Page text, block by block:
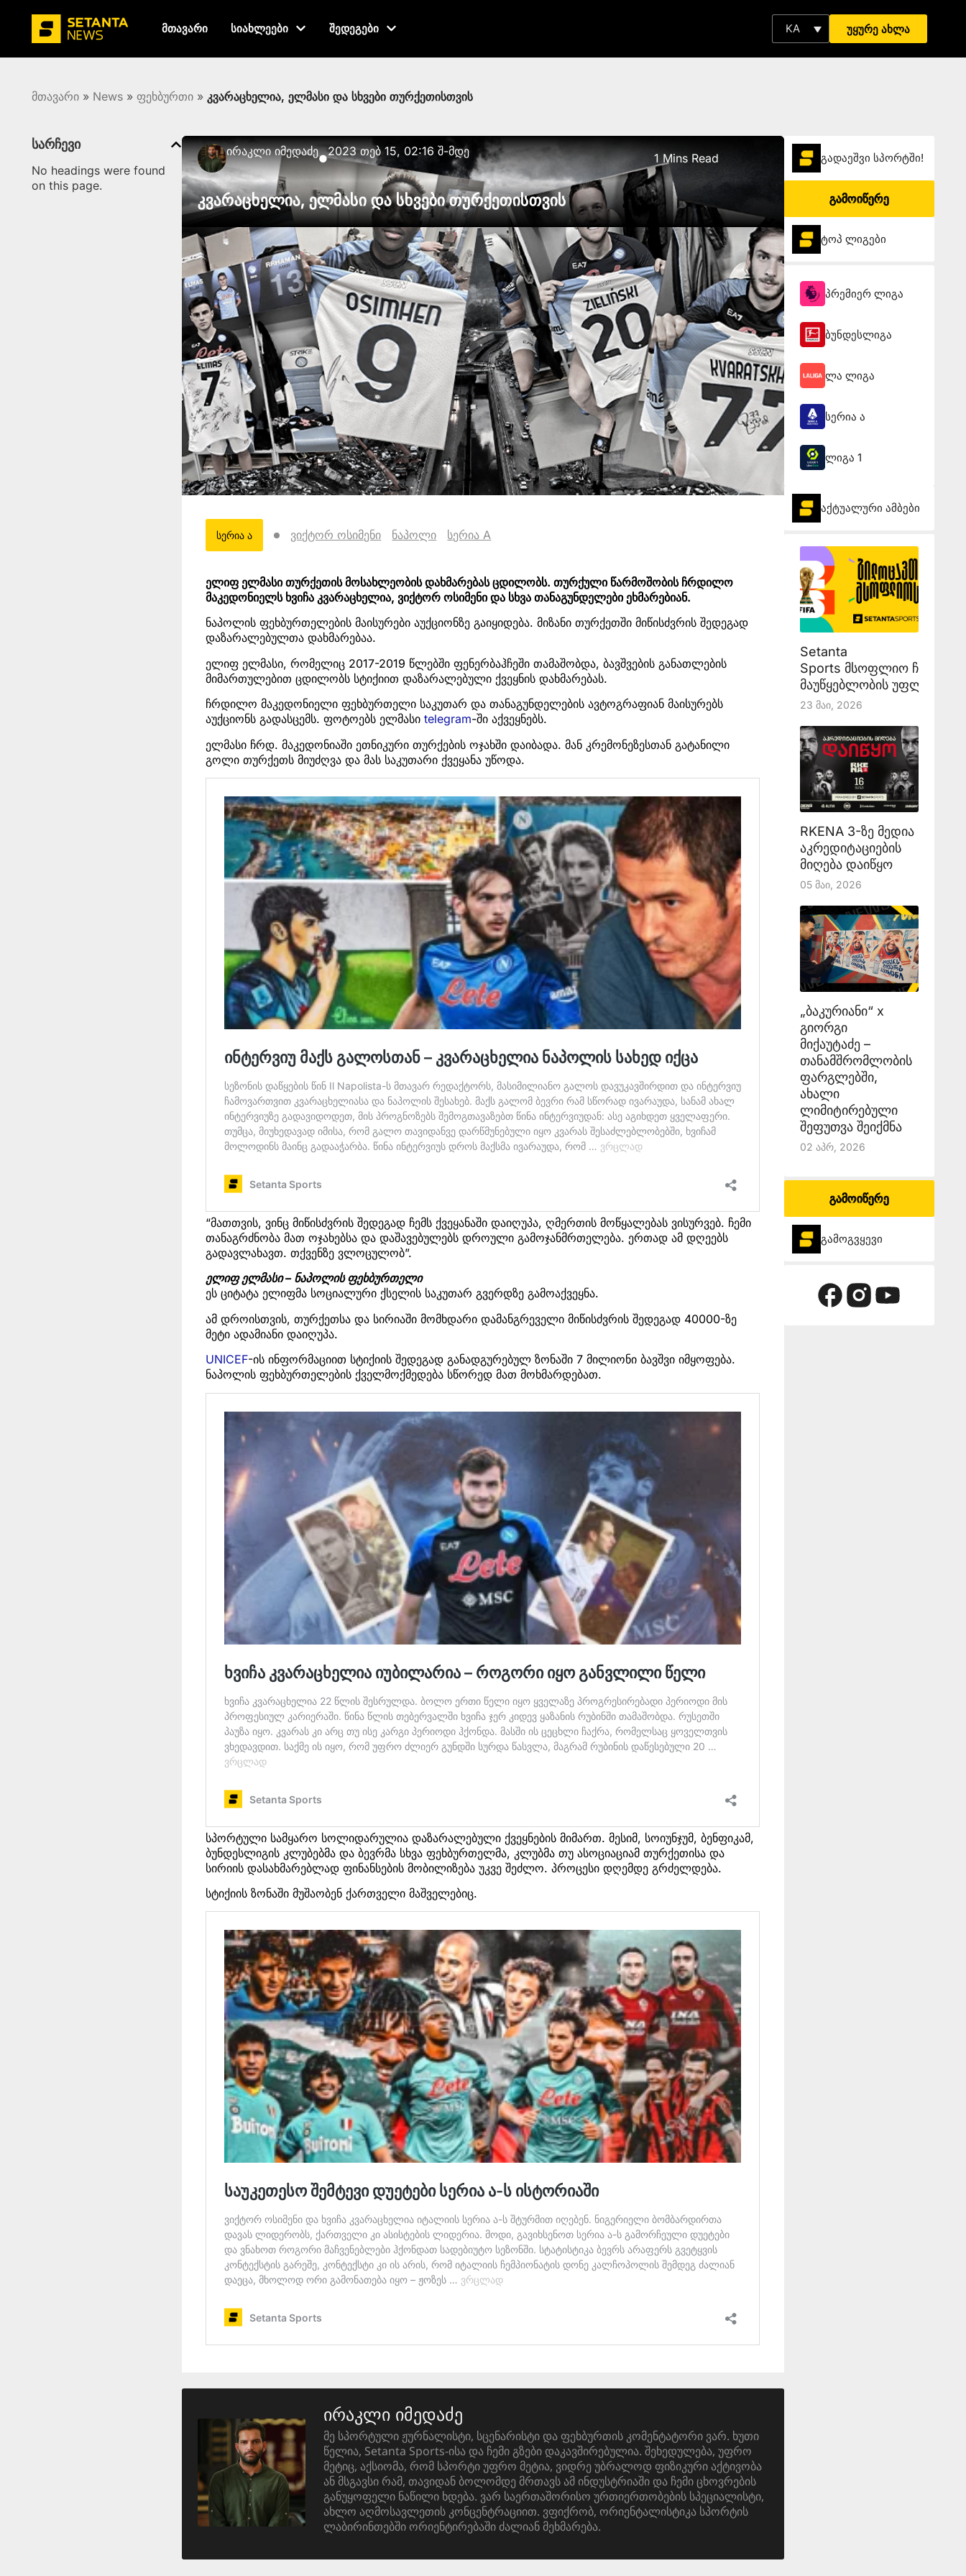
მთავარი სიახლეები შედეგები KA უყურე ახლა
მთავარი » News » ფეხბურთი » კვარაცხელია, ელმასი და სხვები თურქეთისთვის
სარჩევი
No headings were found
on this page.
Ირაკლი Იმედაძე●2023 თებ 15, 02:16 შ-მდე 1 Mins Read
კვარაცხელია, ელმასი და სხვები თურქეთისთვის
სერია ა ვიქტორ ოსიმენი ნაპოლი სერია A
ელიფ ელმასი თურქეთის მოსახლეობის დახმარებას ცდილობს. თურქული წარმოშობის ჩრდილო
მაკედონიელს ხვიჩა კვარაცხელია, ვიქტორ ოსიმენი და სხვა თანაგუნდელები ეხმარებიან.
ნაპოლის ფეხბურთელების მაისურები აუქციონზე გაიყიდება. მიზანი თურქეთში მიწისძვრის შედეგად
დაზარალებულთა დახმარებაა.
ელიფ ელმასი, რომელიც 2017-2019 წლებში ფენერბაჰჩეში თამაშობდა, ბავშვების განათლების
მიმართულებით ცდილობს სტიქიით დაზარალებული ქვეყნის დახმარებას.
ჩრდილო მაკედონიელი ფეხბურთელი საკუთარ და თანაგუნდელების ავტოგრაფიან მაისურებს
აუქციონს გადასცემს. ფოტოებს ელმასიtelegram-ში აქვეყნებს.
ელმასი ჩრდ. მაკედონიაში ეთნიკური თურქების ოჯახში დაიბადა. მან კრემონეზესთან გატანილი
გოლი თურქეთს მიუძღვა და მას საკუთარი ქვეყანა უწოდა.
“მათთვის, ვინც მიწისძვრის შედეგად ჩემს ქვეყანაში დაიღუპა, ღმერთის მოწყალებას ვისურვებ. ჩემი
თანაგრძნობა მათ ოჯახებსა და დაშავებულებს დროული გამოჯანმრთელება. ერთად ამ დღეებს
გადავლახავთ. თქვენზე ვლოცულობ”.
ელიფ ელმასი – ნაპოლის ფეხბურთელი
ეს ციტატა ელიფმა სოციალური ქსელის საკუთარ გვერდზე გამოაქვეყნა.
ამ დროისთვის, თურქეთსა და სირიაში მომხდარი დამანგრეველი მიწისძვრის შედეგად 40000-ზე
მეტი ადამიანი დაიღუპა.
UNICEF-ის ინფორმაციით სტიქიის შედეგად განადგურებულ ზონაში 7 მილიონი ბავშვი იმყოფება.
ნაპოლის ფეხბურთელების ქველმოქმედება სწორედ მათ მოხმარდებათ.
სპორტული სამყარო სოლიდარულია დაზარალებული ქვეყნების მიმართ. მესიმ, სოიუნჯუმ, ბენფიკამ,
ბუნდესლიგის კლუბებმა და ბევრმა სხვა ფეხბურთელმა, კლუბმა თუ ასოციაციამ თურქეთისა და
სირიის დასახმარებლად ფინანსების მობილიზება უკვე შეძლო. პროცესი დღემდე გრძელდება.
სტიქიის ზონაში მუშაობენ ქართველი მაშველებიც.
ირაკლი იმედაძე
მე სპორტული ჟურნალისტი, სცენარისტი და ფეხბურთის კომენტატორი ვარ. ხუთი
წელია, Setanta Sports-ისა და ჩემი გზები დაკავშირებულია. შეხედულება, უფრო
მეტიც, აქსიომა, რომ სპორტი უფრო მეტია, ვიდრე უბრალოდ ფიზიკური აქტივობა
ან მსგავსი რამ, თავიდან ბოლომდე მრთავს ამ ინდუსტრიაში და ჩემი ცხოვრების
განუყოფელი ნაწილი ხდება. ვარ საერთაშორისო ურთიერთობების სპეციალისტი,
ახლო აღმოსავლეთის კონცენტრაციით. ვფიქრობ, ორიენტალისტიკა სპორტის
ლაბირინთებში ორიენტირებაში ძალიან მეხმარება.
გადაეშვი სპორტში!
გამოიწერე
ტოპ ლიგები
პრემიერ ლიგა
ბუნდესლიგა
ლა ლიგა
სერია ა
ლიგა 1
აქტუალური ამბები
Setanta
Sports მსოფლიო
მაუწყებლობის უფლებას
23 Მაი, 2026
RKENA 3-ზე მედია
აკრედიტაციების
მიღება დაიწყო
05 Მაი, 2026
„ბაკურიანი“ x
გიორგი
მიქაუტაძე –
თანამშრომლობის
ფარგლებში,
ახალი
ლიმიტირებული
შეფუთვა შეიქმნა
02 Აპრ, 2026
გამოიწერე
გამოგვყევი